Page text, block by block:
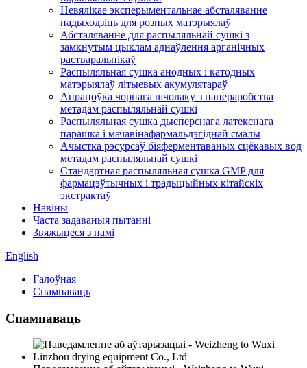
Невялікае эксперыментальнае абсталяванне
падыходзіць для розных матэрыялаў
Абсталяванне для распыляльнай сушкі з
замкнутым цыклам аднаўлення арганічных
растваральнікаў
Распыляльная сушка анодных і катодных
матэрыялаў літыевых акумулятараў
Апрацоўка чорнага шчолаку з папераробства
метадам распыляльнай сушкі
Распыляльная сушка дысперснага латекснага
парашка і мачавінафармальдэгіднай смалы
Ачыстка рэсурсаў біяферментаваных сцёкавых вод
метадам распыляльнай сушкі
Стандартная распыляльная сушка GMP для
фармацэўтычных і традыцыйных кітайскіх
экстрактаў
Навіны
Часта задаваныя пытанні
Звяжыцеся з намі
English
Галоўная
Спампаваць
Спампаваць